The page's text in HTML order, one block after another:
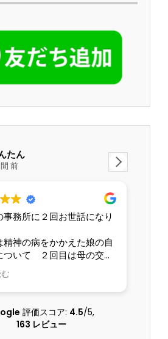
たん
前
事務所に２回お世話になり
精神の病をかかえた娘の自
ついて ２回目は母の交通
償請求について こちらの
してくださる配慮のある
んに本当にお世話になりま
な問題を精神的負担も軽
ただき乗り越えることがで
本当に感謝しています
な
て
し
評価スコア: 4.5/5,
163 レビュー